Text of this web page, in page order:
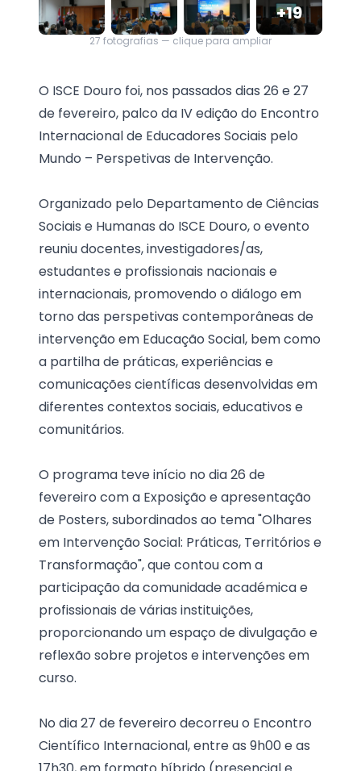
+19
27 fotografias — clique para ampliar
O ISCE Douro foi, nos passados dias 26 e 27
de fevereiro, palco da IV edição do Encontro
Internacional de Educadores Sociais pelo
Mundo – Perspetivas de Intervenção.
Organizado pelo Departamento de Ciências
Sociais e Humanas do ISCE Douro, o evento
reuniu docentes, investigadores/as,
estudantes e profissionais nacionais e
internacionais, promovendo o diálogo em
torno das perspetivas contemporâneas de
intervenção em Educação Social, bem como
a partilha de práticas, experiências e
comunicações científicas desenvolvidas em
diferentes contextos sociais, educativos e
comunitários.
O programa teve início no dia 26 de
fevereiro com a Exposição e apresentação
de Posters, subordinados ao tema "Olhares
em Intervenção Social: Práticas, Territórios e
Transformação", que contou com a
participação da comunidade académica e
profissionais de várias instituições,
proporcionando um espaço de divulgação e
reflexão sobre projetos e intervenções em
curso.
No dia 27 de fevereiro decorreu o Encontro
Científico Internacional, entre as 9h00 e as